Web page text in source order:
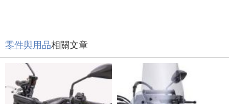
零件與用品相關文章